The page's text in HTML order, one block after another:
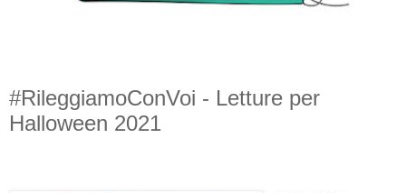
#RileggiamoConVoi - Letture per
Halloween 2021